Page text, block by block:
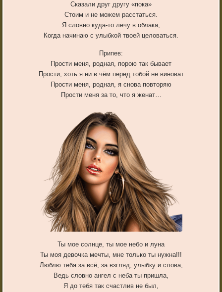
Сказали друг другу «пока»
Стоим и не можем расстаться.
Я словно куда-то лечу в облака,
Когда начинаю с улыбкой твоей целоваться.
Припев:
Прости меня, родная, порою так бывает
Прости, хоть я ни в чём перед тобой не виноват
Прости меня, родная, я снова повторяю
Прости меня за то, что я женат…
Ты мое солнце, ты мое небо и луна
Ты моя девочка мечты, мне только ты нужна!!!
Люблю тебя за всё, за взгляд, улыбку и слова,
Ведь словно ангел с неба ты пришла,
Я до тебя так счастлив не был,